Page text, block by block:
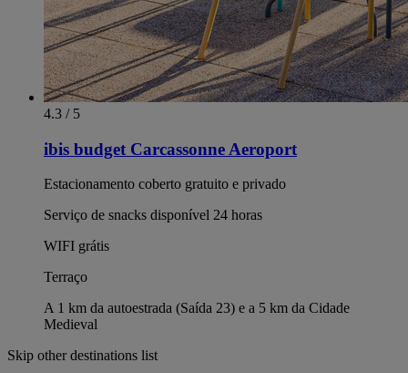
4.3 / 5
ibis budget Carcassonne Aeroport
Estacionamento coberto gratuito e privado
Serviço de snacks disponível 24 horas
WIFI grátis
Terraço
A 1 km da autoestrada (Saída 23) e a 5 km da Cidade
Medieval
Skip other destinations list